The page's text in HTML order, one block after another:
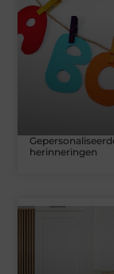
herinneringen